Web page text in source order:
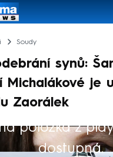
Soudy
synů:
Michalákové je
Zaorálek
položka z
dostupná.